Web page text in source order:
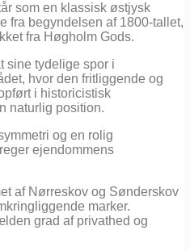
som en klassisk østjysk
fra begyndelsen af 1800-tallet,
fra Høgholm Gods.
sine tydelige spor i
hvor den fritliggende og
i historicistisk
naturlig position.
og en rolig
ejendommens
af Nørreskov og Sønderskov
marker.
grad af privathed og